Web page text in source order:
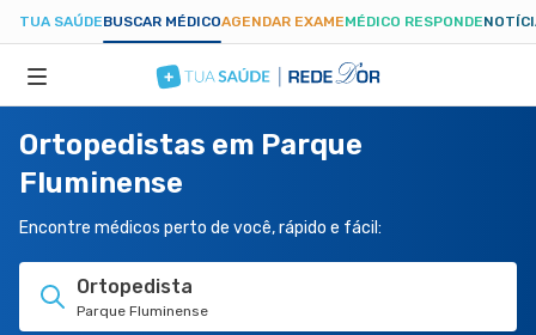
TUA SAÚDEBUSCAR MÉDICOAGENDAR EXAMEMÉDICO RESPONDE
ESPECIALIDADES
HOSPITAIS
TUASAUDE.COM
Ortopedistas em Parque
Fluminense
Encontre médicos perto de você, rápido e fácil:
Ortopedista
Parque Fluminense